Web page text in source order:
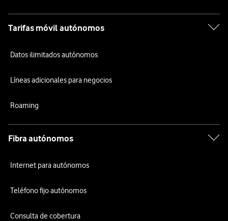
Tarifas móvil autónomos
Datos ilimitados autónomos
Líneas adicionales para negocios
Roaming
Fibra autónomos
Internet para autónomos
Teléfono fijo autónomos
Consulta de cobertura